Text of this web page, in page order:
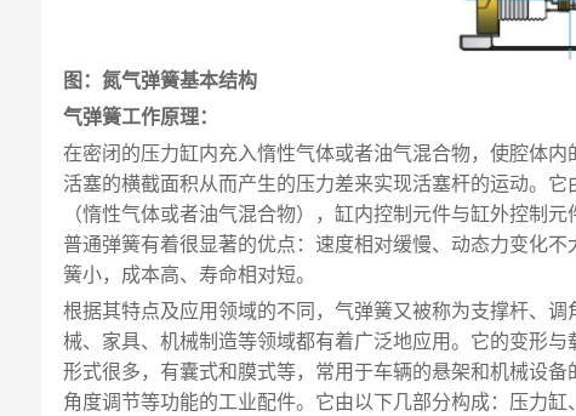
图：氮气弹簧基本结构
气弹簧工作原理：
在密闭的压力缸内充入惰性气体或者油气混合物，使腔体
活塞的横截面积从而产生的压力差来实现活塞杆的运动。
（惰性气体或者油气混合物），缸内控制元件与缸外控制
普通弹簧有着很显著的优点：速度相对缓慢、动态力变化
簧小，成本高、寿命相对短。
根据其特点及应用领域的不同，气弹簧又被称为支撑杆、
械、家具、机械制造等领域都有着广泛地应用。它的变形
形式很多，有囊式和膜式等，常用于车辆的悬架和机械设
角度调节等功能的工业配件。它由以下几部分构成：压力